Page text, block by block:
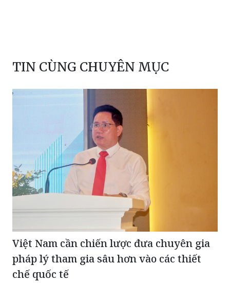
TIN CÙNG CHUYÊN MỤC
Việt Nam cần chiến lược đưa chuyên gia
pháp lý tham gia sâu hơn vào các thiết
chế quốc tế